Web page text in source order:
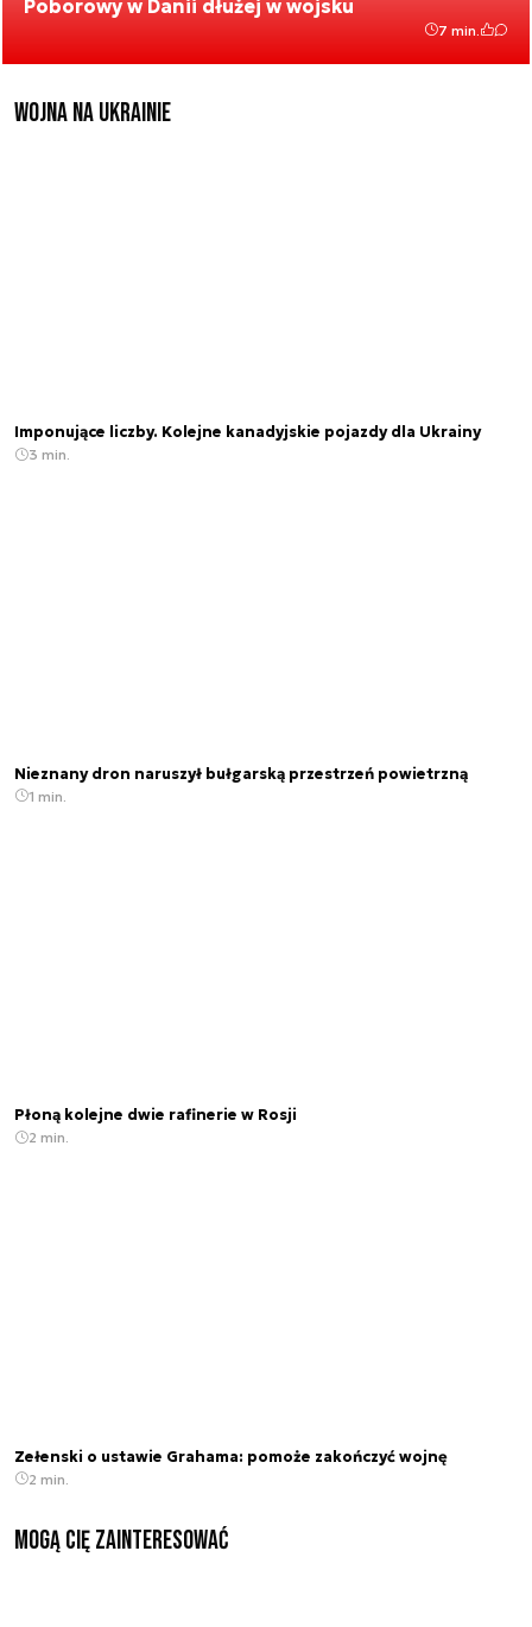
Poborowy w Danii dłużej w wojsku
7 min.
Wojna na Ukrainie
Imponujące liczby. Kolejne kanadyjskie pojazdy dla Ukrainy
3 min.
Nieznany dron naruszył bułgarską przestrzeń powietrzną
1 min.
Płoną kolejne dwie rafinerie w Rosji
2 min.
Zełenski o ustawie Grahama: pomoże zakończyć wojnę
2 min.
Mogą Cię zainteresować